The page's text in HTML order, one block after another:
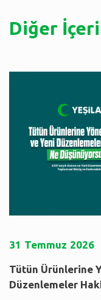
Diğer
31 Temmuz 2026
Tütün Ürünlerine
Düzenlemeler